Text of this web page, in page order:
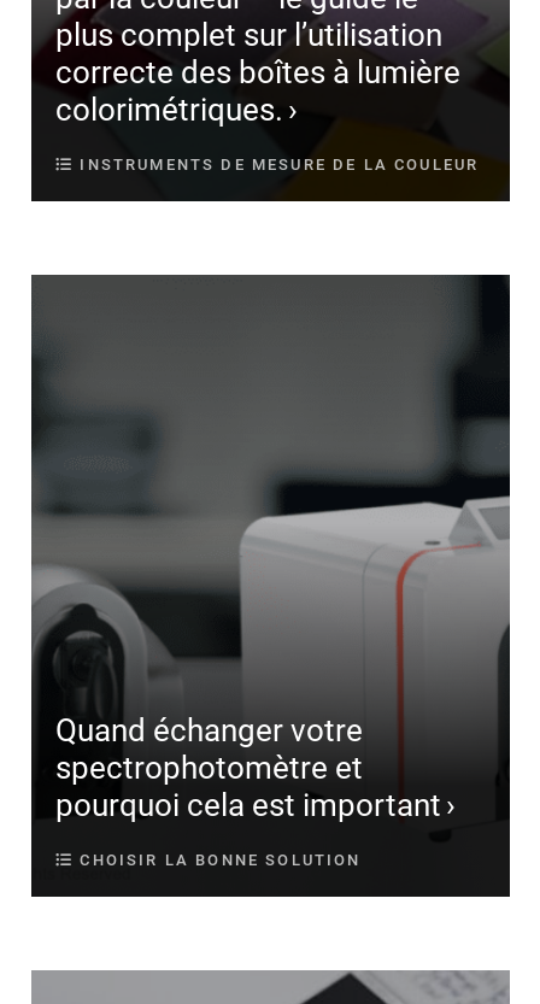
plus complet sur l’utilisation
correcte des boîtes à lumière
colorimétriques.
INSTRUMENTS DE MESURE DE LA COULEUR
Quand échanger votre
spectrophotomètre et
pourquoi cela est important
CHOISIR LA BONNE SOLUTION